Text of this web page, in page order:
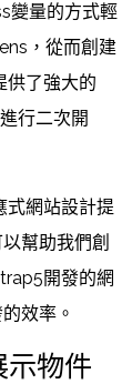
變量的方式輕
，從而創建
供了強大的
行二次開
網站設計提
幫助我們創
開發的網
效率。
示物件